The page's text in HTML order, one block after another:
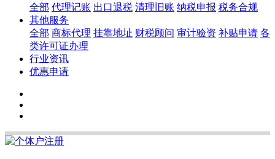
全部 代理记账 出口退税 清理旧账 纳税申报 税务合规
其他服务
全部 商标代理 挂靠地址 财税顾问 审计验资 补贴申请 各
类许可证办理
行业资讯
优惠申请